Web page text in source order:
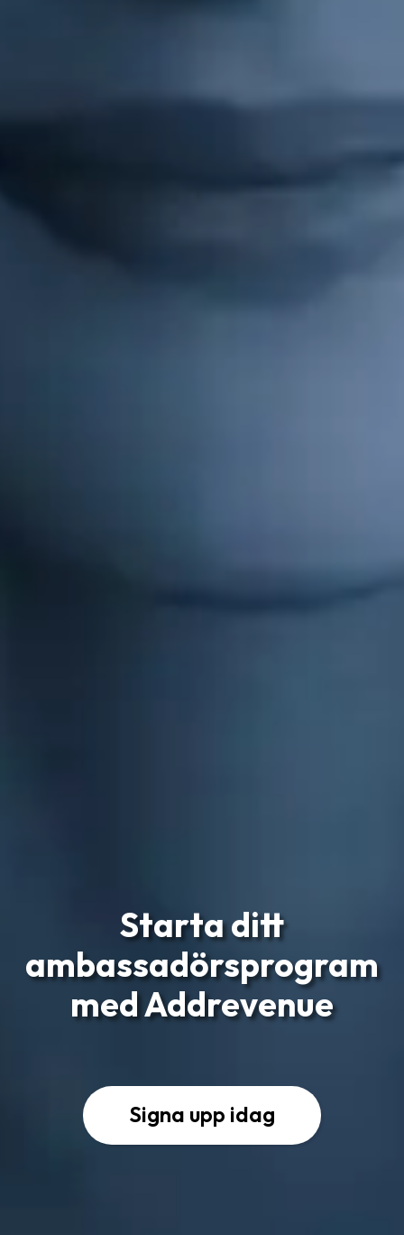
Starta ditt
ambassadörs­program
med Addrevenue
Signa upp idag